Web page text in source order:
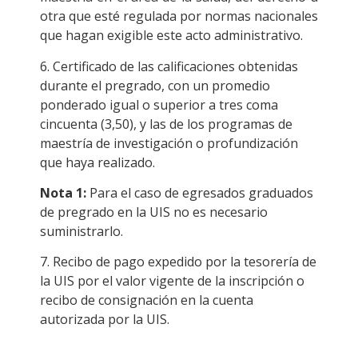
otra que esté regulada por normas nacionales
que hagan exigible este acto administrativo.
6. Certificado de las calificaciones obtenidas
durante el pregrado, con un promedio
ponderado igual o superior a tres coma
cincuenta (3,50), y las de los programas de
maestría de investigación o profundización
que haya realizado.
Nota 1: Para el caso de egresados graduados
de pregrado en la UIS no es necesario
suministrarlo.
7. Recibo de pago expedido por la tesorería de
la UIS por el valor vigente de la inscripción o
recibo de consignación en la cuenta
autorizada por la UIS.